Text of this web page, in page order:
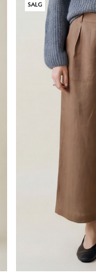
SALG